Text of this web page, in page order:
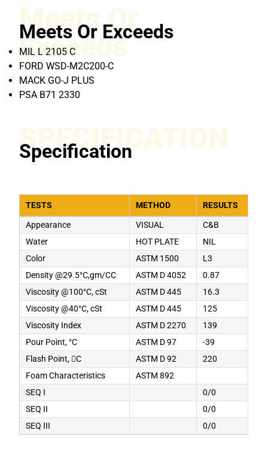
Meets Or
Exceeds
Meets Or Exceeds
MIL L 2105 C
FORD WSD-M2C200-C
MACK GO-J PLUS
PSA B71 2330
SPECIFICATION
Specification
TESTS METHOD RESULTS
Appearance VISUAL
C&B
Water
HOT PLATE
NIL
Color
ASTM 1500
L3
Density @29.5°C,gm/CC
ASTM D 4052
0.87
Viscosity @100°C, cSt
ASTM D 445
16.3
Viscosity @40°C, cSt
ASTM D 445
125
Viscosity Index
ASTM D 2270
139
Pour Point, °C
ASTM D 97
-39
Flash Point, C
ASTM D 92
220
Foam Characteristics
ASTM 892
SEQ I
0/0
SEQ II
0/0
SEQ III
0/0